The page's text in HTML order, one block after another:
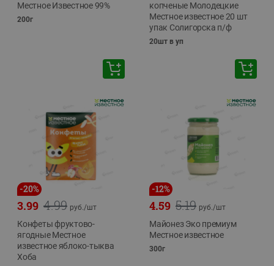
Местное Известное 99%
200г
копченые Молодецкие
Местное известное 20 шт
упак Солигорска п/ф
20шт в уп
-20%
4.99
3.99 руб./шт
Конфеты фруктово-
ягодные Местное
известное яблоко-тыква
Хоба
-12%
5.19
4.59 руб./шт
Майонез Эко премиум
Местное известное
300г